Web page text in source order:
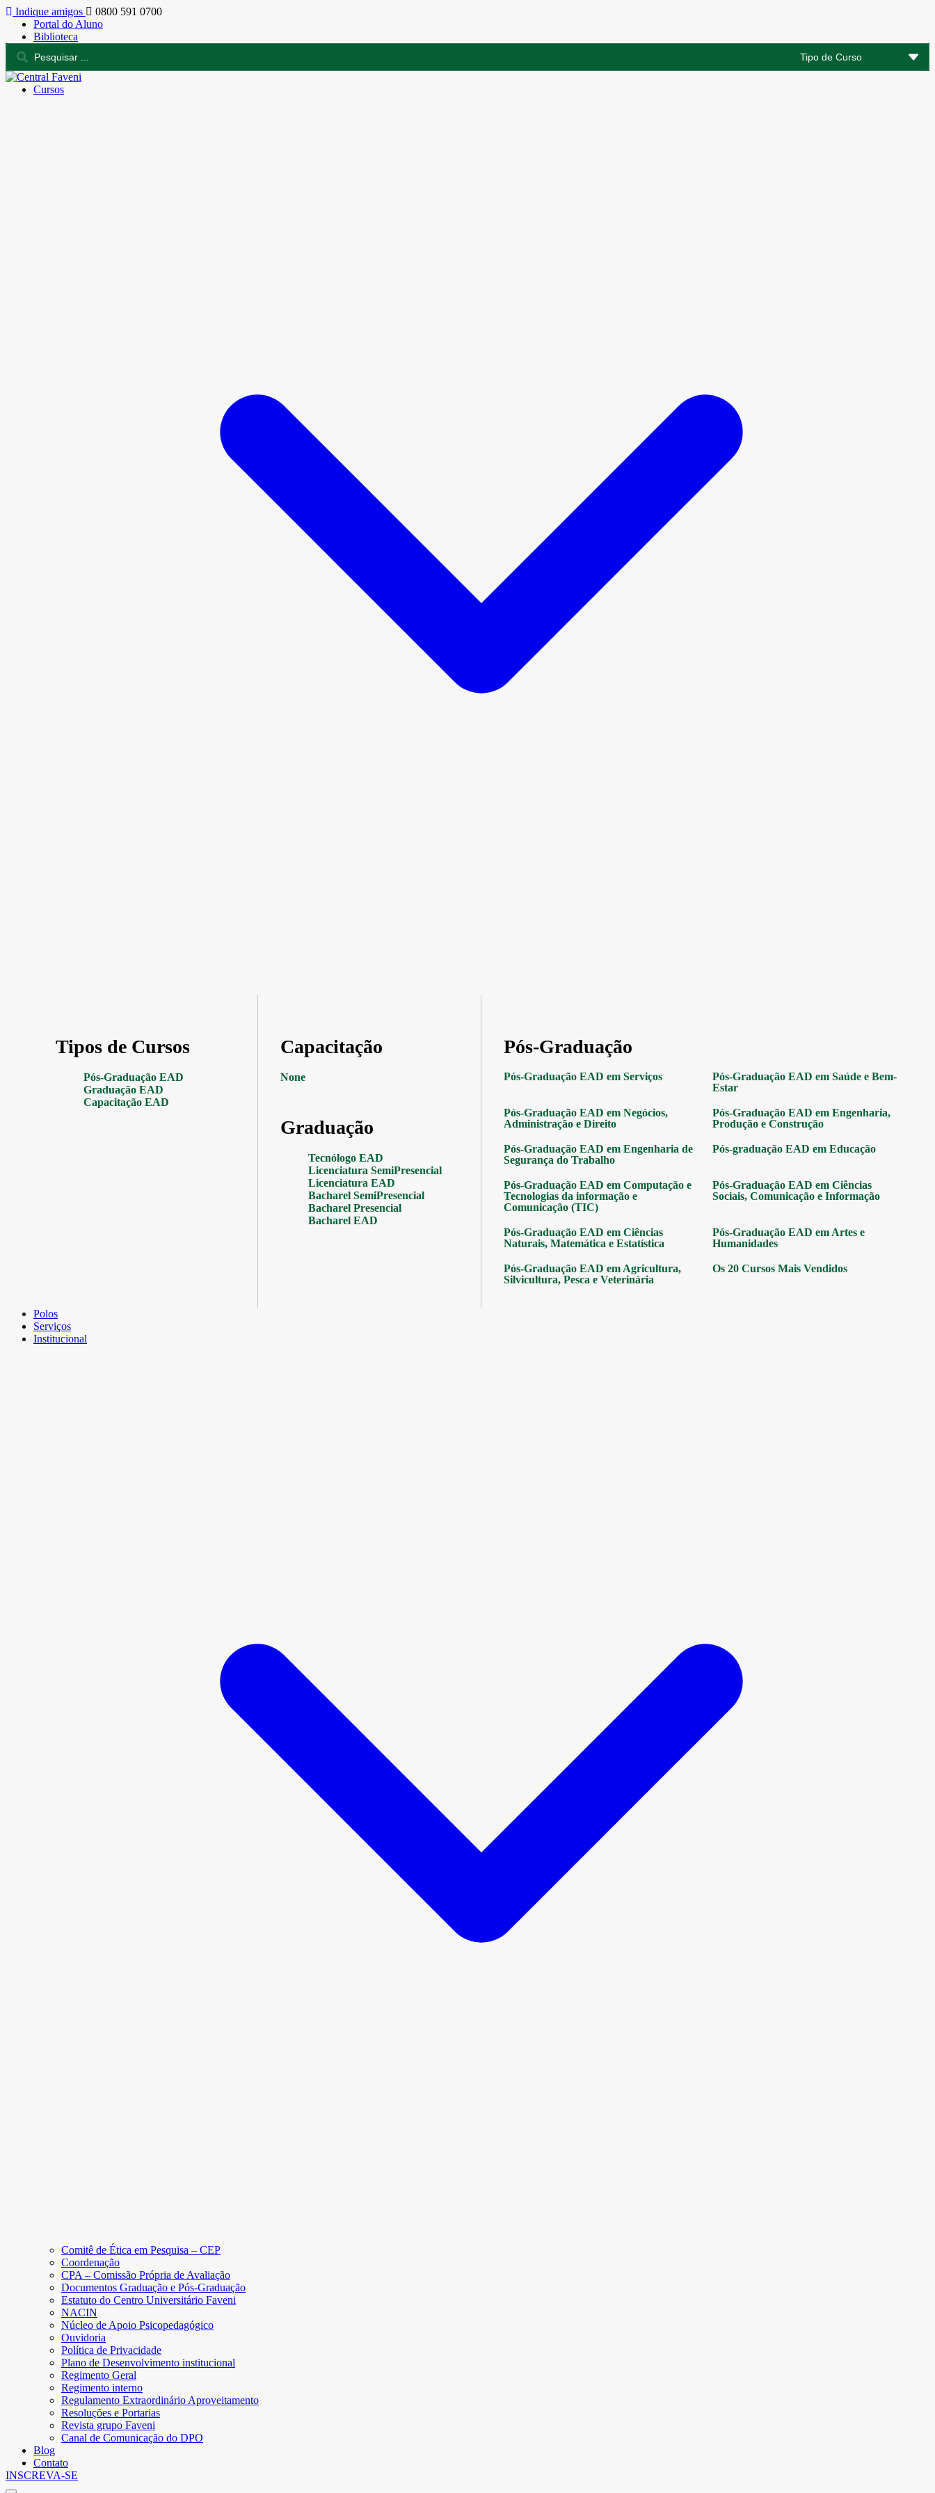
Indique amigos
0800 591 0700
Portal do Aluno
Biblioteca
Cursos
Tipos de Cursos
Pós-Graduação EAD
Graduação EAD
Capacitação EAD
Capacitação
None
Graduação
Tecnólogo EAD
Licenciatura SemiPresencial
Licenciatura EAD
Bacharel SemiPresencial
Bacharel Presencial
Bacharel EAD
Pós-Graduação
Pós-Graduação EAD em Serviços
Pós-Graduação EAD em Saúde e Bem-
Estar
Pós-Graduação EAD em Negócios,
Administração e Direito
Pós-Graduação EAD em Engenharia,
Produção e Construção
Pós-Graduação EAD em Engenharia de
Segurança do Trabalho
Pós-graduação EAD em Educação
Pós-Graduação EAD em Computação e
Tecnologias da informação e
Comunicação (TIC)
Pós-Graduação EAD em Ciências
Sociais, Comunicação e Informação
Pós-Graduação EAD em Ciências
Naturais, Matemática e Estatística
Pós-Graduação EAD em Artes e
Humanidades
Pós-Graduação EAD em Agricultura,
Silvicultura, Pesca e Veterinária
Os 20 Cursos Mais Vendidos
Polos
Serviços
Institucional
Comitê de Ética em Pesquisa – CEP
Coordenação
CPA – Comissão Própria de Avaliação
Documentos Graduação e Pós-Graduação
Estatuto do Centro Universitário Faveni
NACIN
Núcleo de Apoio Psicopedagógico
Ouvidoria
Política de Privacidade
Plano de Desenvolvimento institucional
Regimento Geral
Regimento interno
Regulamento Extraordinário Aproveitamento
Resoluções e Portarias
Revista grupo Faveni
Canal de Comunicação do DPO
Blog
Contato
INSCREVA-SE